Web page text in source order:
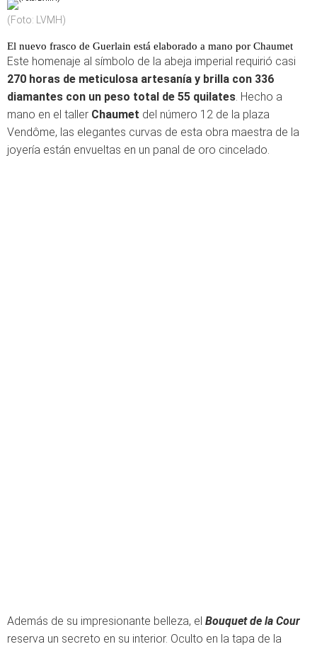
(Foto: LVMH)
El nuevo frasco de Guerlain está elaborado a mano por Chaumet
Este homenaje al símbolo de la abeja imperial requirió casi
270 horas de meticulosa artesanía y brilla con 336
diamantes con un peso total de 55 quilates. Hecho a
mano en el taller Chaumet del número 12 de la plaza
Vendôme, las elegantes curvas de esta obra maestra de la
joyería están envueltas en un panal de oro cincelado.
Además de su impresionante belleza, el Bouquet de la Cour
reserva un secreto en su interior. Oculto en la tapa de la